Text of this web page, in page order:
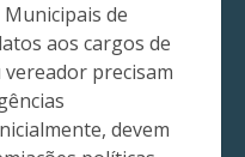
de
aos cargos de
precisam
devem